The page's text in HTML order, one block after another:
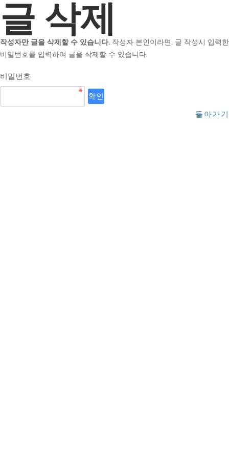
글 삭제
작성자만 글을 삭제할 수 있습니다. 작성자 본인이라면, 글 작성시 입력한
비밀번호를 입력하여 글을 삭제할 수 있습니다.
비밀번호
돌아가기